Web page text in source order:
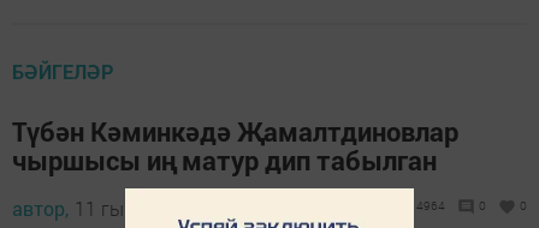
БӘЙГЕЛӘР
Түбән Кәминкәдә Җамалтдиновлар
чыршысы иң матур дип табылган
автор, 11 гыйнвар 2018 - 06:00 4964 0 0